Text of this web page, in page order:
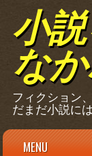
小
な
フィクション
だまだ小説に
Main
Skip
MENU